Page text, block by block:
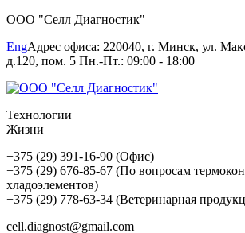
ООО "Селл Диагностик"
EngАдрес офиса: 220040, г. Минск, ул.
д.120, пом. 5 Пн.-Пт.: 09:00 - 18:00
Технологии
Жизни
+375 (29) 391-16-90 (Офис)
+375 (29) 676-85-67 (По вопросам
хладоэлементов)
+375 (29) 778-63-34 (Ветеринарная
cell.diagnost@gmail.com